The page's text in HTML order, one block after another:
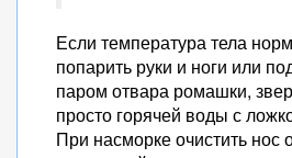
Если температура тела
попарить руки и ноги или
паром отвара ромашки,
просто горячей воды с
При насморке очистить нос